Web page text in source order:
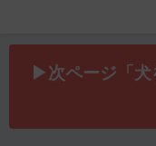
▶次ページ「️犬